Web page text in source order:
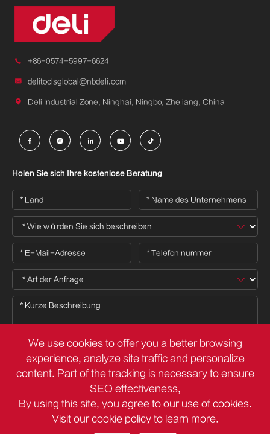
 +86-0574-5997-6624
 delitoolsglobal@nbdeli.com
 Deli Industrial Zone, Ninghai, Ningbo, Zhejiang, China
    
Holen Sie sich Ihre kostenlose Beratung
Urheberrecht © Deli Group Co.,Ltd. Alle Rechte vorbehalten.
We use cookies to offer you a better browsing
experience, analyze site traffic and personalize
content. Part of the tracking is necessary to ensure
SEO effectiveness,
By using this site, you agree to our use of cookies.
Visit our cookie policyto learn more.